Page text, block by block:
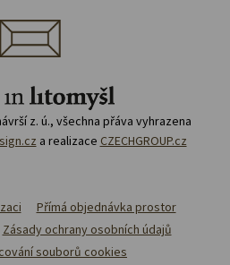
z. ú., všechna přáva vyhrazena
a realizace CZECHGROUP.cz
Přímá objednávka prostor
Zásady ochrany osobních údajů
souborů cookies